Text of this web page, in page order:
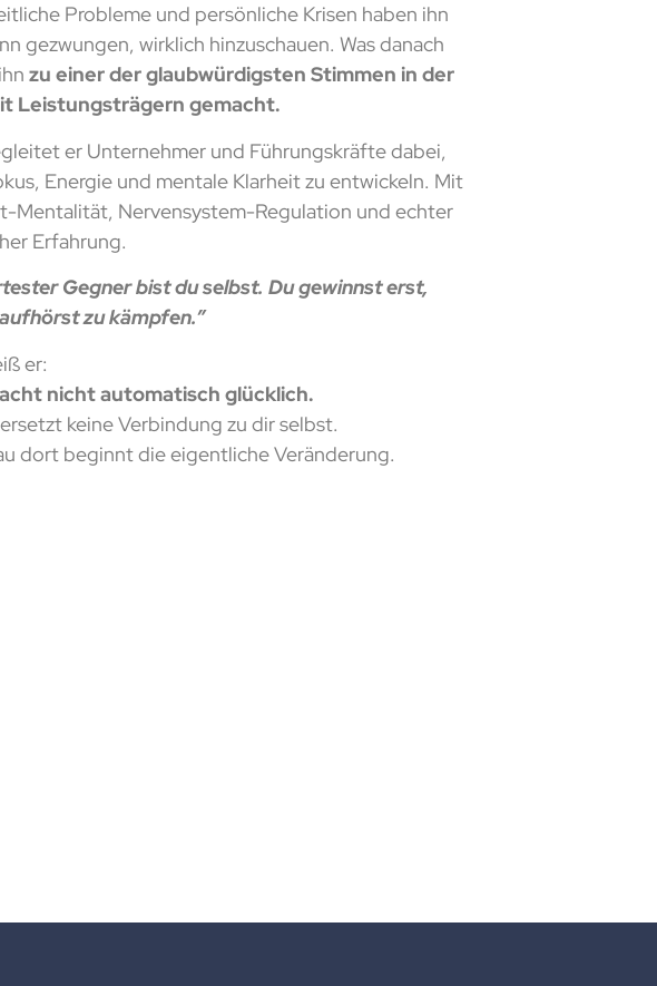
Probleme und persönliche Krisen haben ihn
gezwungen, wirklich hinzuschauen. Was danach
zu einer der glaubwürdigsten Stimmen in der
Leistungsträgern gemacht.
er Unternehmer und Führungskräfte dabei,
Energie und mentale Klarheit zu entwickeln. Mit
Mentalität, Nervensystem-Regulation und echter
Erfahrung.
Gegner bist du selbst. Du gewinnst erst,
zu kämpfen.”
er:
nicht automatisch glücklich.
keine Verbindung zu dir selbst.
dort beginnt die eigentliche Veränderung.